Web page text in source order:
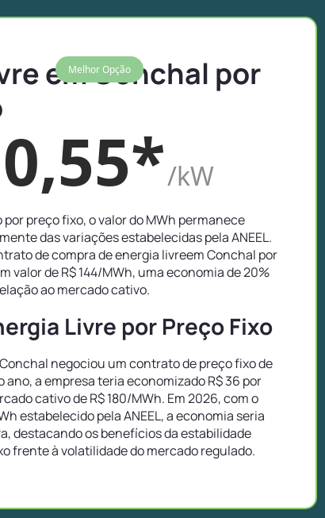
Melhor Opção
em Conchal por
/kW
preço fixo, o valor do MWh permanece
das variações estabelecidas pela ANEEL.
de compra de energia livreem Conchal por
valor de R$ 144/MWh, uma economia de 20%
ao mercado cativo.
Livre por Preço Fixo
negociou um contrato de preço fixo de
ano, a empresa teria economizado R$ 36 por
cativo de R$ 180/MWh. Em 2026, com o
estabelecido pela ANEEL, a economia seria
destacando os benefícios da estabilidade
frente à volatilidade do mercado regulado.